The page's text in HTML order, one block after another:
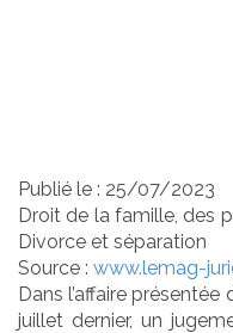
Publié le : 25/07/2023
Droit de la famille, des
Divorce et séparation
Source : www.lemag-
Dans l’affaire
juillet dernier, un